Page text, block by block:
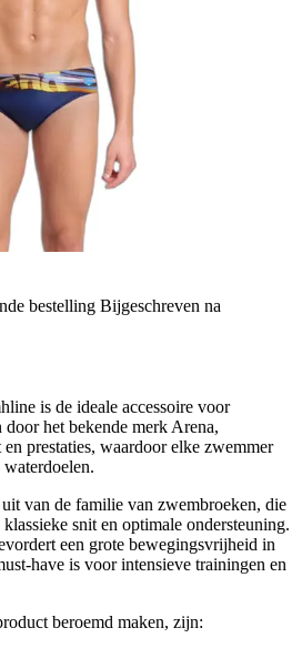
bestelling Bijgeschreven na
is de ideale accessoire voor
het bekende merk Arena,
prestaties, waardoor elke zwemmer
van de familie van zwembroeken, die
snit en optimale ondersteuning.
een grote bewegingsvrijheid in
have is voor intensieve trainingen en
beroemd maken, zijn: